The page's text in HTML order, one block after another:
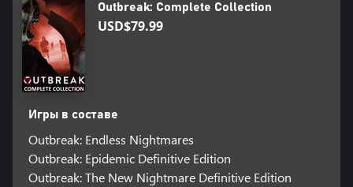
Outbreak: Complete Collection
USD$79.99
Игры в составе
Outbreak: Endless Nightmares
Outbreak: Epidemic Definitive Edition
Outbreak: The New Nightmare Definitive Edition